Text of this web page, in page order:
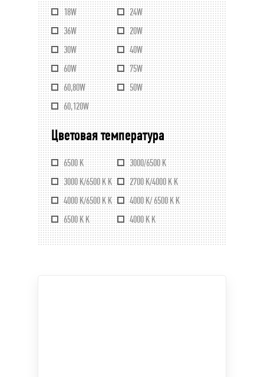
18W
24W
36W
20W
30W
40W
60W
75W
60,80W
50W
60,120W
Цветовая температура
6500 K
3000/6500 K
3000 K/6500 K K
2700 K/4000 K K
4000 K/6500 K K
4000 K/ 6500 K K
6500 K K
4000 K K